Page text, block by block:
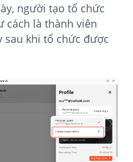
người tạo tổ chức
cách là thành viên
sau khi tổ chức được